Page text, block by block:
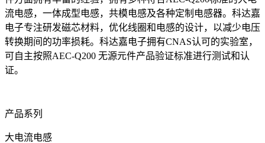
流电感，一体成型电感，共模电感及各种定制电感器。科达嘉
电子专注研发磁芯材料，优化线圈和电感的设计，以减少电压
转换期间的功率损耗。科达嘉电子拥有CNAS认可的实验室，
可自主按照AEC-Q200 无源元件产品验证标准进行测试和认
证。
产品系列
大电流电感